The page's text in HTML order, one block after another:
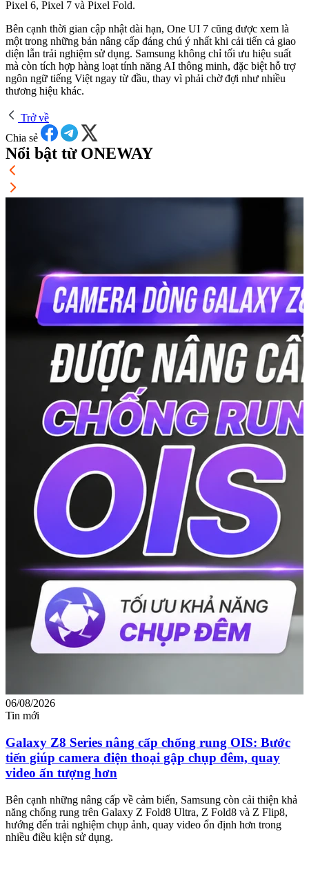
Pixel 6, Pixel 7 và Pixel Fold.
Bên cạnh thời gian cập nhật dài hạn, One UI 7 cũng được xem là
một trong những bản nâng cấp đáng chú ý nhất khi cải tiến cả giao
diện lẫn trải nghiệm sử dụng. Samsung không chỉ tối ưu hiệu suất
mà còn tích hợp hàng loạt tính năng AI thông minh, đặc biệt hỗ trợ
ngôn ngữ tiếng Việt ngay từ đầu, thay vì phải chờ đợi như nhiều
thương hiệu khác.
Trở về
Chia sẻ
Nổi bật từ ONEWAY
06/08/2026
Tin mới
Galaxy Z8 Series nâng cấp chống rung OIS: Bước
tiến giúp camera điện thoại gập chụp đêm, quay
video ấn tượng hơn
Bên cạnh những nâng cấp về cảm biến, Samsung còn cải thiện khả
năng chống rung trên Galaxy Z Fold8 Ultra, Z Fold8 và Z Flip8,
hướng đến trải nghiệm chụp ảnh, quay video ổn định hơn trong
nhiều điều kiện sử dụng.